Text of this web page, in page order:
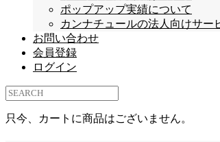
ポップアップ実績について
カンナチュールの法人向けサー
お問い合わせ
会員登録
ログイン
只今、カートに商品はございません。